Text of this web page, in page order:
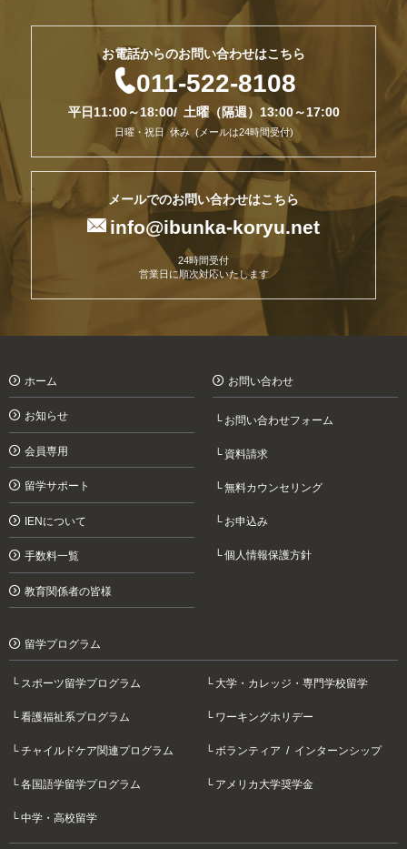
お電話からのお問い合わせはこちら
011-522-8108
平日11:00～18:00/ 土曜（隔週）13:00～17:00
日曜・祝日 休み (メールは24時間受付)
メールでのお問い合わせはこちら
 info@ibunka-koryu.net
24時間受付
営業日に順次対応いたします
ホーム
お知らせ
会員専用
留学サポート
IENについて
手数料一覧
教育関係者の皆様
お問い合わせ
お問い合わせフォーム
資料請求
無料カウンセリング
お申込み
個人情報保護方針
留学プログラム
スポーツ留学プログラム
看護福祉系プログラム
チャイルドケア関連プログラム
各国語学留学プログラム
中学・高校留学
大学・カレッジ・専門学校留学
ワーキングホリデー
ボランティア / インターンシップ
アメリカ大学奨学金